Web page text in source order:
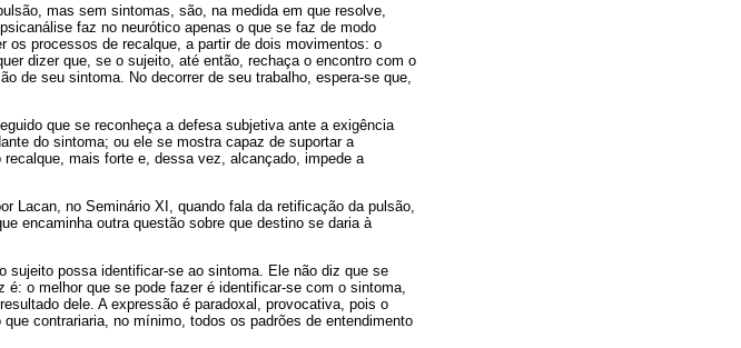
mas sem sintomas, são, na medida em que resolve,
faz no neurótico apenas o que se faz de modo
os processos de recalque, a partir de dois movimentos: o
dizer que, se o sujeito, até então, rechaça o encontro com o
de seu sintoma. No decorrer de seu trabalho, espera-se que,
que se reconheça a defesa subjetiva ante a exigência
do sintoma; ou ele se mostra capaz de suportar a
mais forte e, dessa vez, alcançado, impede a
Lacan, no Seminário XI, quando fala da retificação da pulsão,
encaminha outra questão sobre que destino se daria à
sujeito possa identificar-se ao sintoma. Ele não diz que se
o melhor que se pode fazer é identificar-se com o sintoma,
dele. A expressão é paradoxal, provocativa, pois o
contrariaria, no mínimo, todos os padrões de entendimento